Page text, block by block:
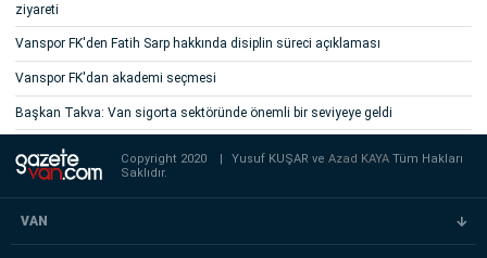
ziyareti
Vanspor FK'den Fatih Sarp hakkında disiplin süreci açıklaması
Vanspor FK'dan akademi seçmesi
Başkan Takva: Van sigorta sektöründe önemli bir seviyeye geldi
Copyright 2020 Yusuf KUŞAR veAzad KAYATüm Hakları
Saklıdır.
VAN